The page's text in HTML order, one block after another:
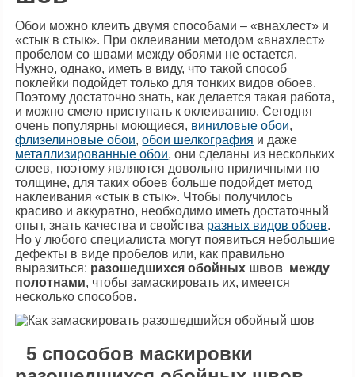
Обои можно клеить двумя способами – «внахлест» и
«стык в стык». При оклеивании методом «внахлест»
пробелом со швами между обоями не остается.
Нужно, однако, иметь в виду, что такой способ
поклейки подойдет только для тонких видов обоев.
Поэтому достаточно знать, как делается такая работа,
и можно смело приступать к оклеиванию. Сегодня
очень популярны моющиеся, виниловые обои,
флизелиновые обои,обои шелкография и даже
металлизированные обои, они сделаны из нескольких
слоев, поэтому являются довольно приличными по
толщине, для таких обоев больше подойдет метод
наклеивания «стык в стык». Чтобы получилось
красиво и аккуратно, необходимо иметь достаточный
опыт, знать качества и свойства разных видов обоев.
Но у любого специалиста могут появиться небольшие
дефекты в виде пробелов или, как правильно
выразиться: разошедшихся обойных швов между
полотнами, чтобы замаскировать их, имеется
несколько способов.
5 способов маскировки